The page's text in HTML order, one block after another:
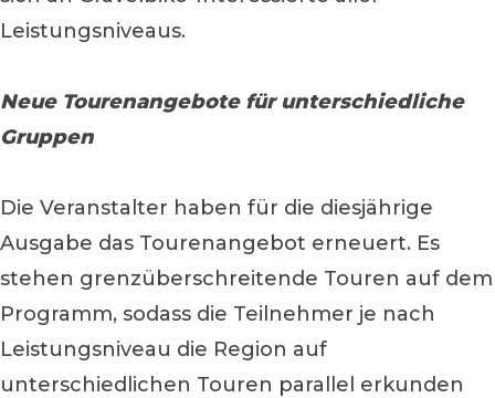
Leistungsniveaus.
Neue Tourenangebote für unterschiedliche
Gruppen
Die Veranstalter haben für die diesjährige
Ausgabe das Tourenangebot erneuert. Es
stehen grenzüberschreitende Touren auf dem
Programm, sodass die Teilnehmer je nach
Leistungsniveau die Region auf
unterschiedlichen Touren parallel erkunden